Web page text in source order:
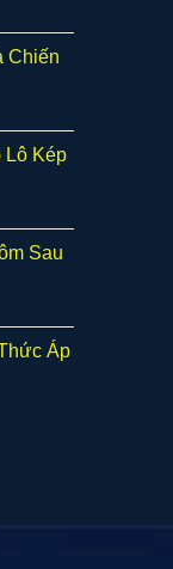
Chiến
Lô Kép
Sau
Áp